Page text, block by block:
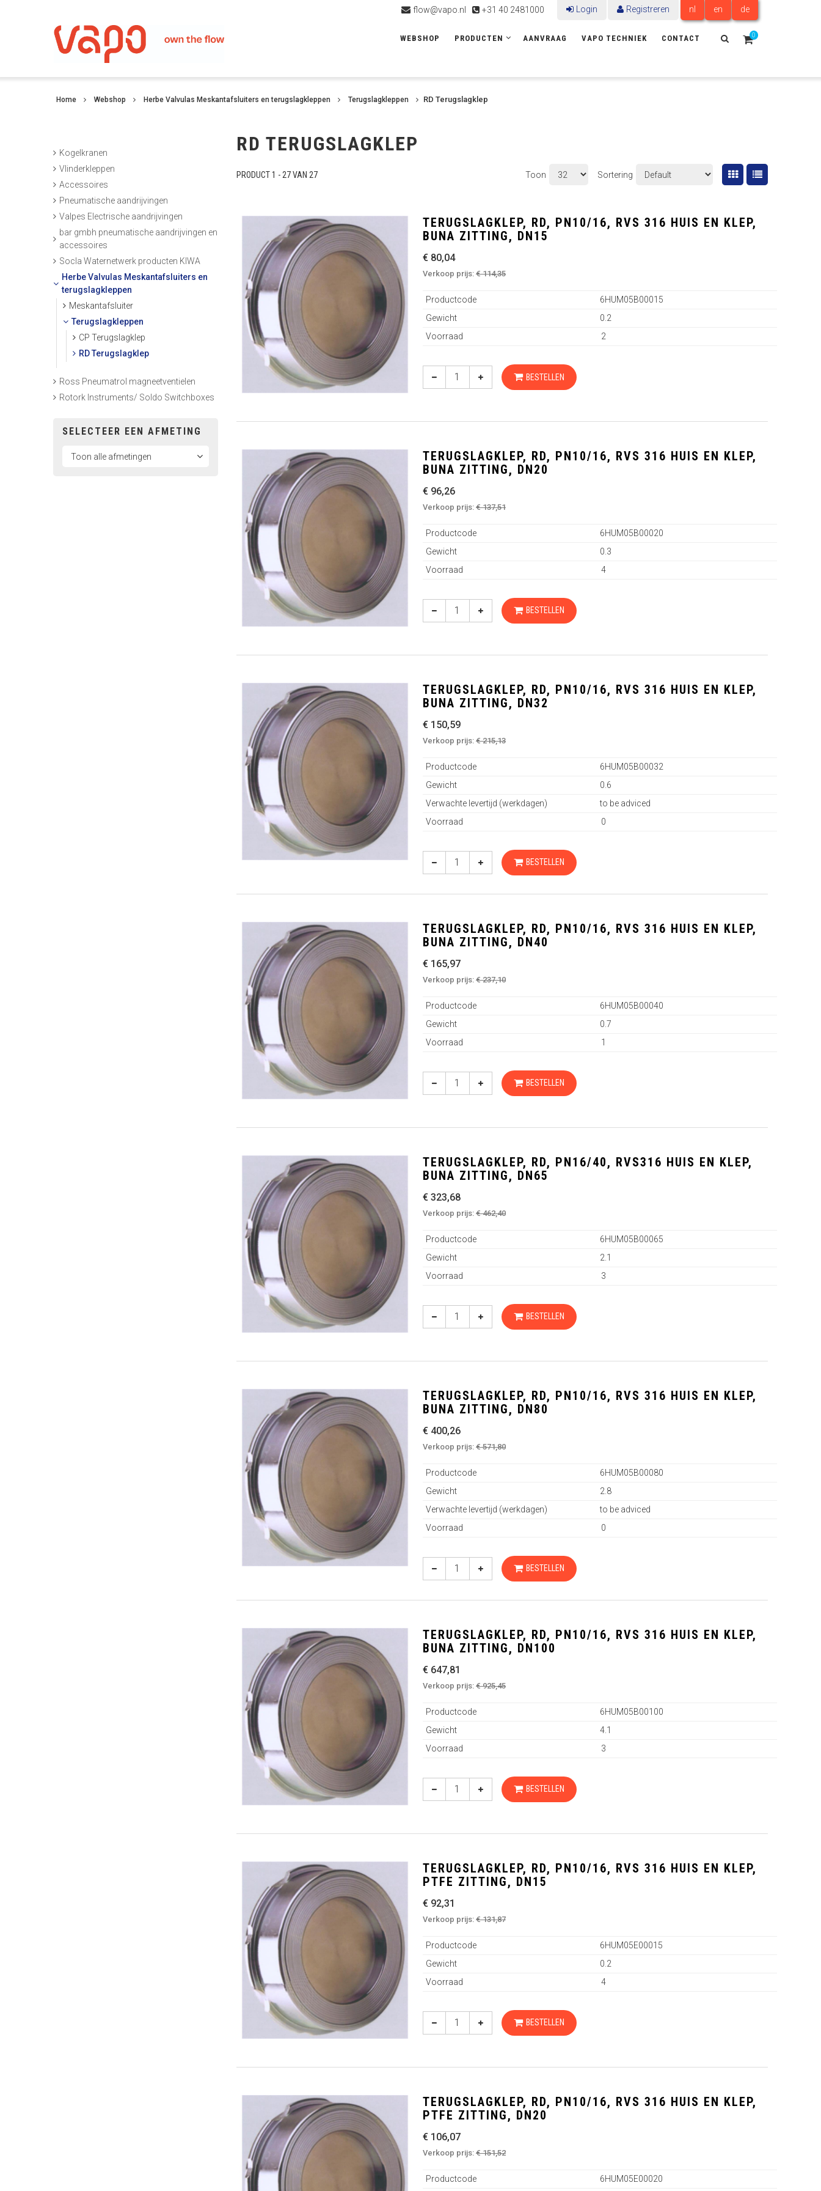
flow@vapo.nl +31 40 2481000 Login Registreren nl en de
WEBSHOP PRODUCTEN AANVRAAG VAPO TECHNIEK CONTACT 0
Home Webshop Herbe Valvulas Meskantafsluiters en terugslagkleppen Terugslagkleppen RD Terugslagklep
Kogelkranen
Vlinderkleppen
Accessoires
Pneumatische aandrijvingen
Valpes Electrische aandrijvingen
bar gmbh pneumatische aandrijvingen en
accessoires
Socla Waternetwerk producten KIWA
Herbe Valvulas Meskantafsluiters en
terugslagkleppen
Meskantafsluiter
Terugslagkleppen
CP Terugslagklep
RD Terugslagklep
Ross Pneumatrol magneetventielen
Rotork Instruments/ Soldo Switchboxes
SELECTEER EEN AFMETING
RD TERUGSLAGKLEP
PRODUCT 1 - 27 VAN 27 Toon Sortering
TERUGSLAGKLEP, RD, PN10/16, RVS 316 HUIS EN KLEP,
BUNA ZITTING, DN15
€ 80,04
Verkoop prijs: € 114,35
Productcode
6HUM05B00015
Gewicht
0.2
Voorraad
2
BESTELLEN
TERUGSLAGKLEP, RD, PN10/16, RVS 316 HUIS EN KLEP,
BUNA ZITTING, DN20
€ 96,26
Verkoop prijs: € 137,51
Productcode
6HUM05B00020
Gewicht
0.3
Voorraad
4
BESTELLEN
TERUGSLAGKLEP, RD, PN10/16, RVS 316 HUIS EN KLEP,
BUNA ZITTING, DN32
€ 150,59
Verkoop prijs: € 215,13
Productcode
6HUM05B00032
Gewicht
0.6
Verwachte levertijd (werkdagen)
to be adviced
Voorraad
0
BESTELLEN
TERUGSLAGKLEP, RD, PN10/16, RVS 316 HUIS EN KLEP,
BUNA ZITTING, DN40
€ 165,97
Verkoop prijs: € 237,10
Productcode
6HUM05B00040
Gewicht
0.7
Voorraad
1
BESTELLEN
TERUGSLAGKLEP, RD, PN16/40, RVS316 HUIS EN KLEP,
BUNA ZITTING, DN65
€ 323,68
Verkoop prijs: € 462,40
Productcode
6HUM05B00065
Gewicht
2.1
Voorraad
3
BESTELLEN
TERUGSLAGKLEP, RD, PN10/16, RVS 316 HUIS EN KLEP,
BUNA ZITTING, DN80
€ 400,26
Verkoop prijs: € 571,80
Productcode
6HUM05B00080
Gewicht
2.8
Verwachte levertijd (werkdagen)
to be adviced
Voorraad
0
BESTELLEN
TERUGSLAGKLEP, RD, PN10/16, RVS 316 HUIS EN KLEP,
BUNA ZITTING, DN100
€ 647,81
Verkoop prijs: € 925,45
Productcode
6HUM05B00100
Gewicht
4.1
Voorraad
3
BESTELLEN
TERUGSLAGKLEP, RD, PN10/16, RVS 316 HUIS EN KLEP,
PTFE ZITTING, DN15
€ 92,31
Verkoop prijs: € 131,87
Productcode
6HUM05E00015
Gewicht
0.2
Voorraad
4
BESTELLEN
TERUGSLAGKLEP, RD, PN10/16, RVS 316 HUIS EN KLEP,
PTFE ZITTING, DN20
€ 106,07
Verkoop prijs: € 151,52
Productcode 6HUM05E00020